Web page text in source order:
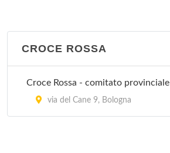
Villa Erbosa
Villa Laura
via Emilia Levante 137, Bologna
CROCE ROSSA
Croce Rossa - comitato provinciale
via del Cane 9, Bologna